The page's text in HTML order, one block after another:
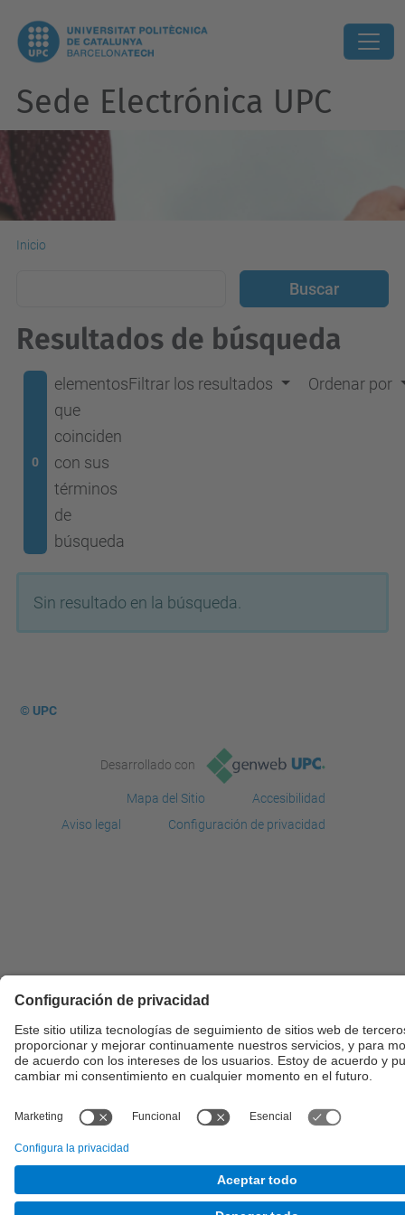
Sede Electrónica UPC
Inicio
Resultados de búsqueda
0
elementos
que
coinciden
con sus
términos
de
búsqueda
Filtrar los resultados Ordenar por
Sin resultado en la búsqueda.
© UPC
Desarrollado con
Mapa del Sitio
Accesibilidad
Aviso legal
Configuración de privacidad